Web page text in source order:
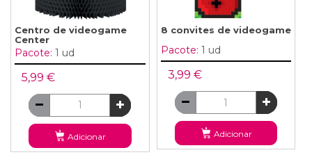
Centro de videogame
Center
Pacote: 1 ud
5,99 €
Adicionar
8 convites de videogame
Pacote: 1 ud
3,99 €
Adicionar